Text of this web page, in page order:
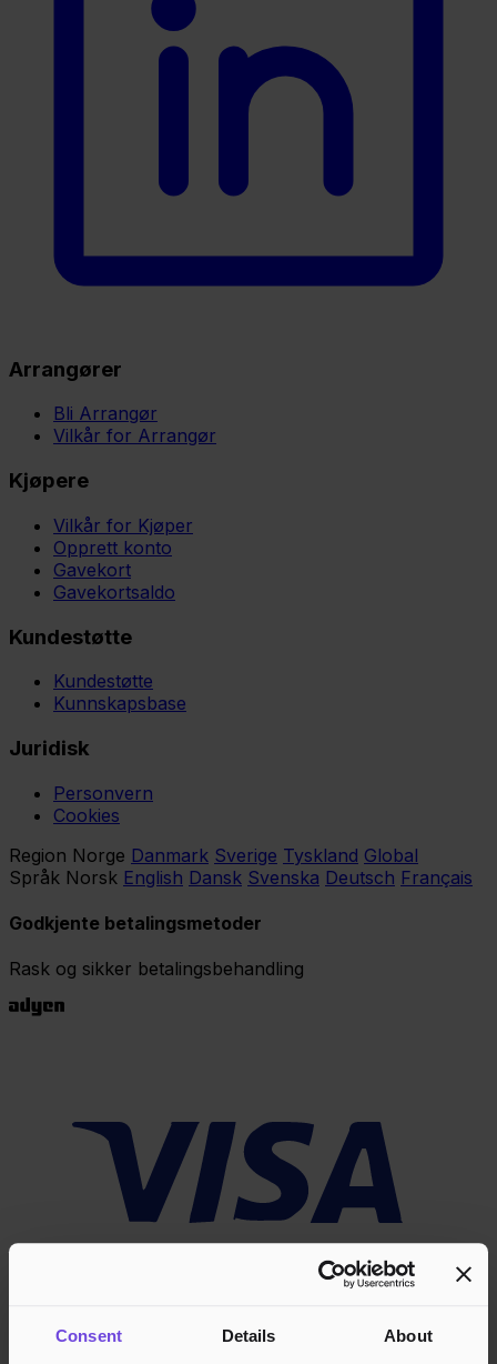
Consent Details About
Arrangører
Bli Arrangør
Vilkår for Arrangør
Kjøpere
Vilkår for Kjøper
Opprett konto
Gavekort
Gavekortsaldo
Kundestøtte
Kundestøtte
Kunnskapsbase
Juridisk
Personvern
Cookies
Region Norge Danmark Sverige Tyskland Global
Språk Norsk English Dansk Svenska Deutsch Français
Godkjente betalingsmetoder
Rask og sikker betalingsbehandling